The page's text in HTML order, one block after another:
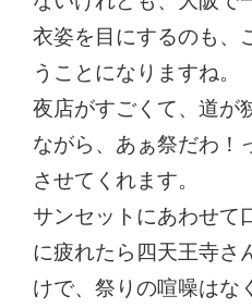
衣姿を目にするのも、
うことになりますね。
夜店がすごくて、道が
ながら、あぁ祭だわ！
させてくれます。
サンセットにあわせて
に疲れたら四天王寺さ
けで、祭りの喧噪はな